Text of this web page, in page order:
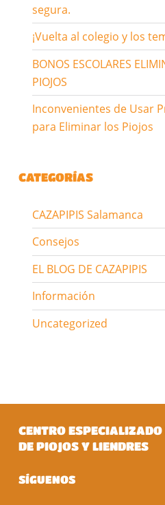
segura.
¡Vuelta al colegio y los
BONOS ESCOLARES
PIOJOS
Inconvenientes de Usar
para Eliminar los Piojos
CATEGORÍAS
CAZAPIPIS Salamanca
Consejos
EL BLOG DE CAZAPIPIS
Información
Uncategorized
CENTRO
DE PIOJOS Y LIENDRES
SÍGUENOS